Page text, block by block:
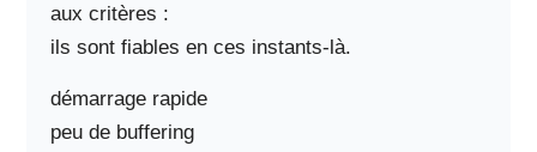
aux critères :
ils sont fiables en ces instants-là.
démarrage rapide
peu de buffering